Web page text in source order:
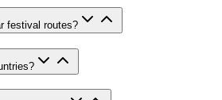
festival routes?